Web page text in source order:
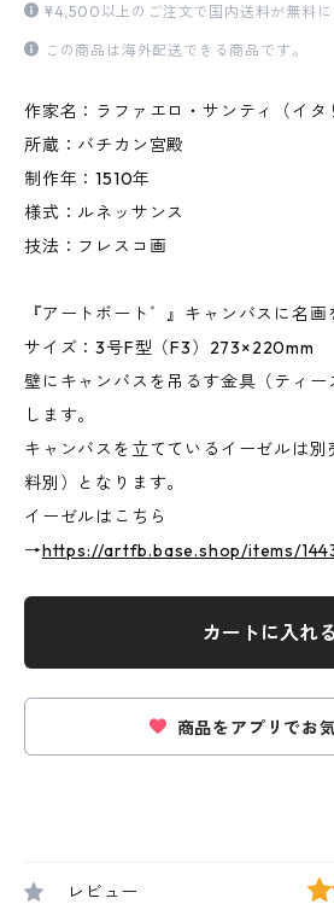
¥4,500以上のご注文で国内送料が無料に
この商品は海外配送できる商品です。
作家名：ラファエロ・サンティ（イタ
所蔵：バチカン宮殿
制作年：1510年
様式：ルネッサンス
技法：フレスコ画
『アートボート゛』キャンバスに名画
サイズ：3号F型（F3）273×220mm
壁にキャンバスを吊るす金具（ティー
します。
キャンバスを立てているイーゼルは
料別）となります。
イーゼルはこちら
→https://artfb.base.shop/items/
カートに入れる
商品をアプリでお
レビュー